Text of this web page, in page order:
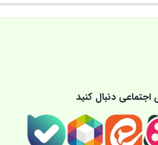
اجتماعی دنبال کنید